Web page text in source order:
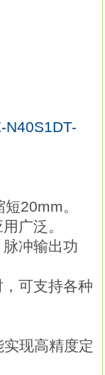
N40S1DT-
20mm。
广泛。
冲输出功
可支持各种
现高精度定